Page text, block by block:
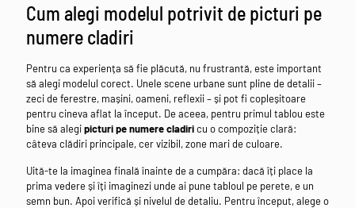
Cum alegi modelul potrivit de picturi pe
numere cladiri
Pentru ca experiența să fie plăcută, nu frustrantă, este important
să alegi modelul corect. Unele scene urbane sunt pline de detalii –
zeci de ferestre, mașini, oameni, reflexii – și pot fi copleșitoare
pentru cineva aflat la început. De aceea, pentru primul tablou este
bine să alegipicturi pe numere cladiricu o compoziție clară:
câteva clădiri principale, cer vizibil, zone mari de culoare.
Uită-te la imaginea finală înainte de a cumpăra: dacă îți place la
prima vedere și îți imaginezi unde ai pune tabloul pe perete, e un
semn bun. Apoi verifică și nivelul de detaliu. Pentru început, alege o